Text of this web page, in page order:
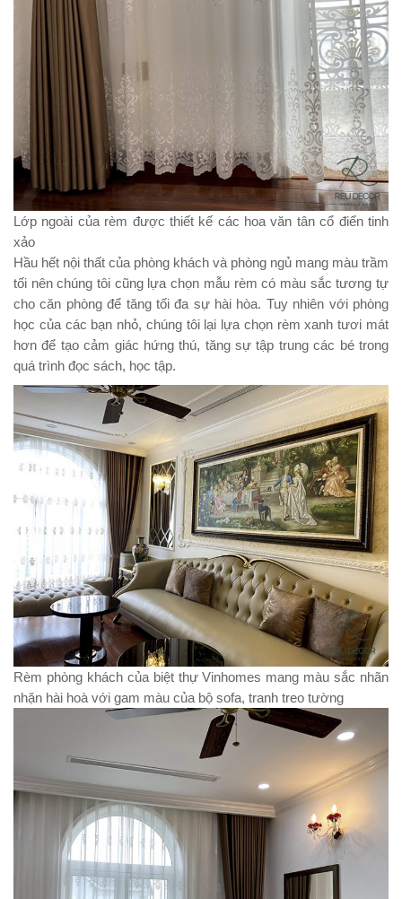
Lớp ngoài của rèm được thiết kế các hoa văn tân cổ điển tinh
xảo
Hầu hết nội thất của phòng khách và phòng ngủ mang màu trầm
tối nên chúng tôi cũng lựa chọn mẫu rèm có màu sắc tương tự
cho căn phòng để tăng tối đa sự hài hòa. Tuy nhiên với phòng
học của các bạn nhỏ, chúng tôi lại lựa chọn rèm xanh tươi mát
hơn để tạo cảm giác hứng thú, tăng sự tập trung các bé trong
quá trình đọc sách, học tập.
Rèm phòng khách của biệt thự Vinhomes mang màu sắc nhãn
nhặn hài hoà với gam màu của bộ sofa, tranh treo tường